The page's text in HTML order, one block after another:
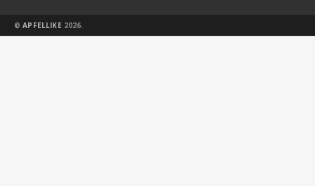
©APFELLIKE 2026.